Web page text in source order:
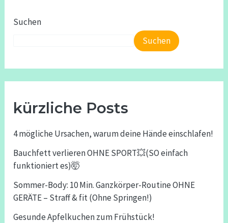
Suchen
Suchen
kürzliche Posts
4 mögliche Ursachen, warum deine Hände einschlafen!
Bauchfett verlieren OHNE SPORT💥(SO einfach
funktioniert es)🤯
Sommer-Body: 10 Min. Ganzkörper-Routine OHNE
GERÄTE – Straff & fit (Ohne Springen!)
Gesunde Apfelkuchen zum Frühstück!